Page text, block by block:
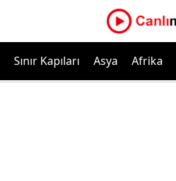
Sınır Kapıları Asya Afrika